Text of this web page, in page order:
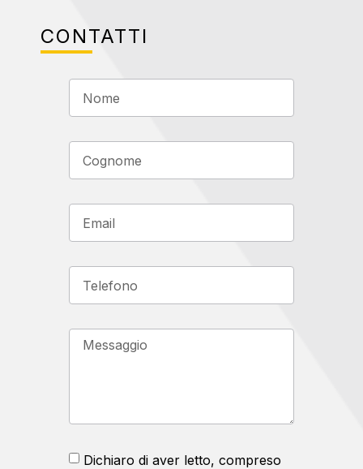
CONTATTI
Dichiaro di aver letto, compreso